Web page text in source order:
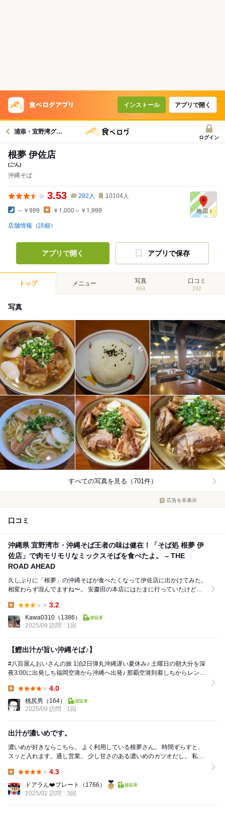
インストール アプリで開く
浦添・宜野湾グルメへ
ログイン
根夢 伊佐店
(ごん)
沖縄そば
3.53 292 人 10104人
～￥999 ￥1,000～￥1,999
店舗情報（詳細）
アプリで開く アプリで保存
トップ メニュー 写真
669
口コミ
292
写真
すべての写真を見る（701件）
広告を非表示
口コミ
沖縄県 宜野湾市・沖縄そば王者の味は健在！「そば処 根夢 伊
佐店」で肉モリモリなミックスそばを食べたよ。 – THE
ROAD AHEAD
久しぶりに「根夢」の沖縄そばが食べたくなって伊佐店に出かけてみた。
相変わらず混んでますね〜。 安慶田の本店にはたまに行っていたけど、
3.2
Kawa0310 （1386）
2025/09 訪問
1回
【鰹出汁が旨い沖縄そば♪】
#八百屋んおいさんの旅 1泊2日弾丸沖縄遅い夏休み♪ 土曜日の朝大分を深
夜3:00に出発しち福岡空港から沖縄へ出発♪ 那覇空港到着しちからレンタ
4.0
桃尻男 （164）
2025/09 訪問
1回
出汁が濃いめです。
濃いめが好きならこちら。 よく利用している根夢さん。 時間ずらすと、
スッと入れます。通し営業。 少し甘さのある濃いめのカツオだし。 私は
4.3
ドアラん❤️プレート
（1766）
2025/02 訪問
3回